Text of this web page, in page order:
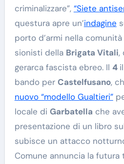
criminalizzare”, “Siete
questura apre un’indagine
porto d’armi nella
sionisti della Brigata Vitali,
gerarca fascista ebreo. Il 4
bando per Castelfusano,
nuovo “modello Gualtieri”
locale di Garbatella che
presentazione di un libro
subisce un attacco
Comune annuncia la futura